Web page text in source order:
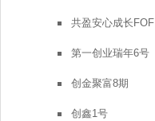
共盈安心成长FOF
第一创业瑞年6号
创金聚富8期
创鑫1号